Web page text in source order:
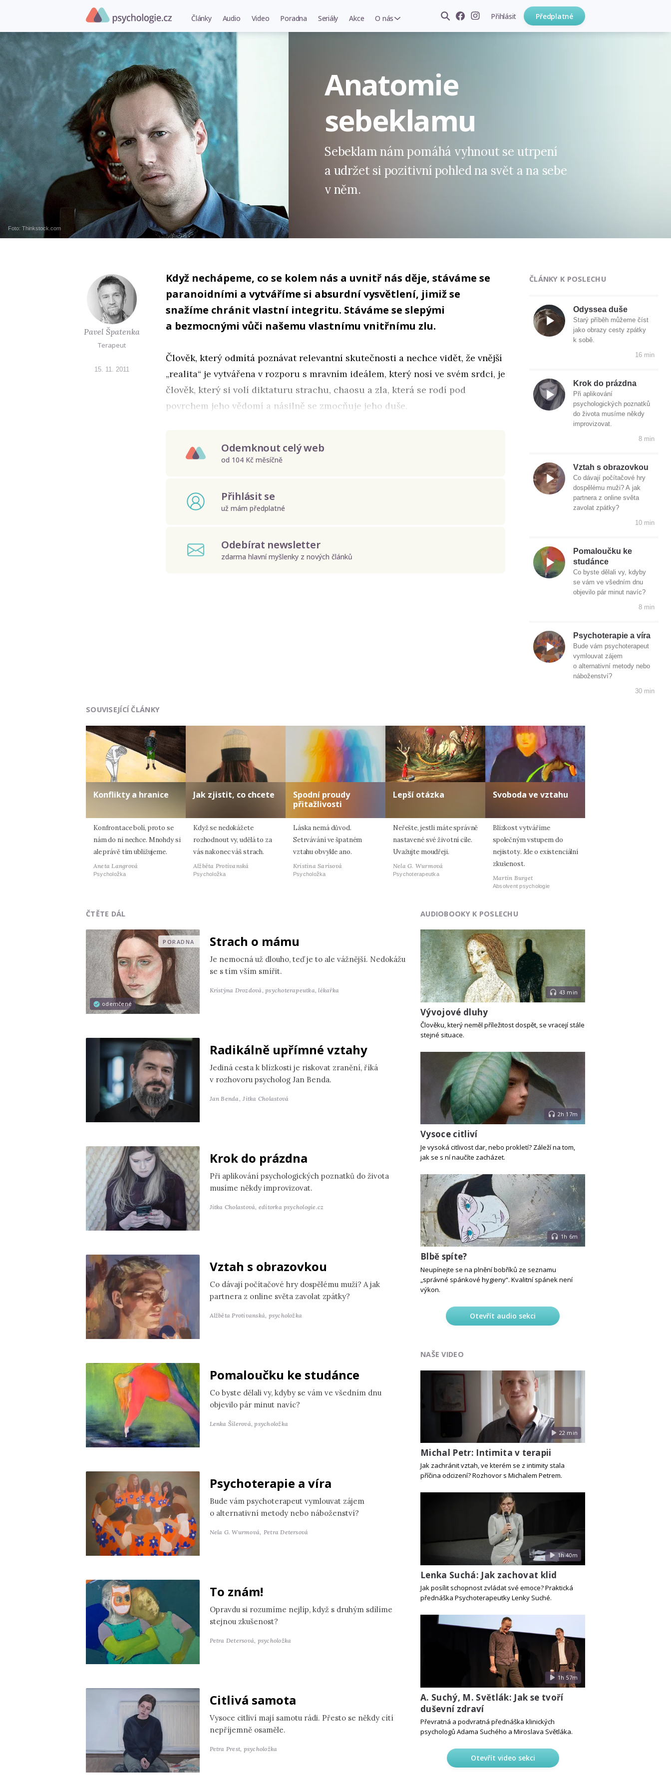
Články Audio Video Poradna Seriály Akce O nás Přihlásit Předplatné
Foto: Thinkstock.com
Anatomie
sebeklamu
Sebeklam nám pomáhá vyhnout se utrpení
a udržet si pozitivní pohled na svět a na sebe
v něm.
Pavel Špatenka
Terapeut
15. 11. 2011
Když nechápeme, co se kolem nás a uvnitř nás děje, stáváme se
paranoidními a vytváříme si absurdní vysvětlení, jimiž se
snažíme chránit vlastní integritu. Stáváme se slepými
a bezmocnými vůči našemu vlastnímu vnitřnímu zlu.
Člověk, který odmítá poznávat relevantní skutečnosti a nechce vidět, že vnější
„realita“ je vytvářena v rozporu s mravním ideálem, který nosí ve svém srdci, je
člověk, který si volí diktaturu strachu, chaosu a zla, která se rodí pod
povrchem jeho vědomí a násilně se zmocňuje jeho duše.
Odemknout celý web
od 104 Kč měsíčně
Přihlásit se
už mám předplatné
Odebírat newsletter
zdarma hlavní myšlenky z nových článků
ČLÁNKY K POSLECHU
Odyssea duše
Starý příběh můžeme číst
jako obrazy cesty zpátky
k sobě.
16 min
Krok do prázdna
Při aplikování
psychologických poznatků
do života musíme někdy
improvizovat.
8 min
Vztah s obrazovkou
Co dávají počítačové hry
dospělému muži? A jak
partnera z online světa
zavolat zpátky?
10 min
Pomaloučku ke
studánce
Co byste dělali vy, kdyby
se vám ve všedním dnu
objevilo pár minut navíc?
8 min
Psychoterapie a víra
Bude vám psychoterapeut
vymlouvat zájem
o alternativní metody nebo
náboženství?
30 min
SOUVISEJÍCÍ ČLÁNKY
Konflikty a hranice
Konfrontace bolí, proto se
nám do ní nechce. Mnohdy si
ale právě tím ubližujeme.
Aneta Langrová
Psycholožka
Jak zjistit, co chcete
Když se nedokážete
rozhodnout vy, udělá to za
vás nakonec váš strach.
Alžběta Protivanská
Psycholožka
Spodní proudy
přitažlivosti
Láska nemá důvod.
Setrvávání ve špatném
vztahu obvykle ano.
Kristina Sarisová
Psycholožka
Lepší otázka
Neřešte, jestli máte správně
nastavené své životní cíle.
Uvažujte moudřeji.
Nela G. Wurmová
Psychoterapeutka
Svoboda ve vztahu
Blízkost vytváříme
společným vstupem do
nejistoty. Jde o existenciální
zkušenost.
Martin Burget
Absolvent psychologie
ČTĚTE DÁL
odemčené
PORADNA Strach o mámu
Je nemocná už dlouho, teď je to ale vážnější. Nedokážu
se s tím vším smířit.
Kristýna Drozdová,psychoterapeutka, lékařka
Radikálně upřímné vztahy
Jediná cesta k blízkosti je riskovat zranění, říká
v rozhovoru psycholog Jan Benda.
Jan Benda, Jitka Cholastová
Krok do prázdna
Při aplikování psychologických poznatků do života
musíme někdy improvizovat.
Jitka Cholastová, editorka psychologie.cz
Vztah s obrazovkou
Co dávají počítačové hry dospělému muži? A jak
partnera z online světa zavolat zpátky?
Alžběta Protivanská, psycholožka
Pomaloučku ke studánce
Co byste dělali vy, kdyby se vám ve všedním dnu
objevilo pár minut navíc?
Lenka Šilerová,psycholožka
Psychoterapie a víra
Bude vám psychoterapeut vymlouvat zájem
o alternativní metody nebo náboženství?
Nela G. Wurmová, Petra Detersová
To znám!
Opravdu si rozumíme nejlíp, když s druhým sdílíme
stejnou zkušenost?
Petra Detersová, psycholožka
Citlivá samota
Vysoce citliví mají samotu rádi. Přesto se někdy cítí
nepříjemně osaměle.
Petra Prest, psycholožka
AUDIOBOOKY K POSLECHU
43 min
Vývojové dluhy
Člověku, který neměl příležitost dospět, se vracejí stále
stejné situace.
2h 17m
Vysoce citliví
Je vysoká citlivost dar, nebo prokletí? Záleží na tom,
jak se s ní naučíte zacházet.
1h 6m
Blbě spíte?
Neupínejte se na plnění bobříků ze seznamu
„správné spánkové hygieny“. Kvalitní spánek není
výkon.
Otevřít audio sekci
NAŠE VIDEO
22 min
Michal Petr: Intimita v terapii
Jak zachránit vztah, ve kterém se z intimity stala
příčina odcizení? Rozhovor s Michalem Petrem.
1h 40m
Lenka Suchá: Jak zachovat klid
Jak posílit schopnost zvládat své emoce? Praktická
přednáška Psychoterapeutky Lenky Suché.
1h 57m
A. Suchý, M. Světlák: Jak se tvoří
duševní zdraví
Převratná a podvratná přednáška klinických
psychologů Adama Suchého a Miroslava Světláka.
Otevřít video sekci